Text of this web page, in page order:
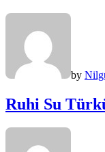
by
Ruhi Su